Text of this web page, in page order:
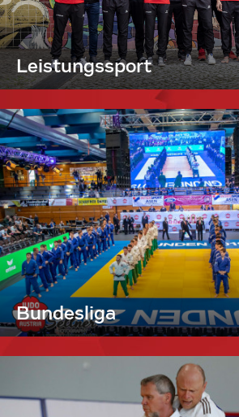
Leistungssport
Bundesliga